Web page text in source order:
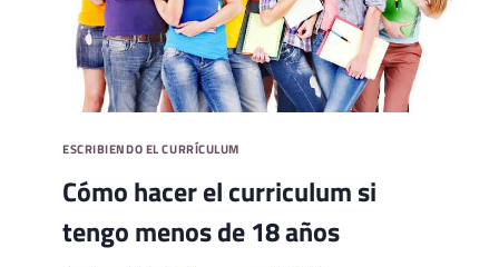
ESCRIBIENDO EL CURRÍCULUM
Cómo hacer el curriculum si
tengo menos de 18 años